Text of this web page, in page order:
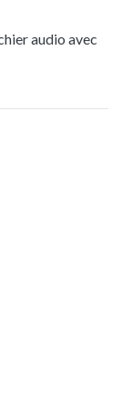
audio avec